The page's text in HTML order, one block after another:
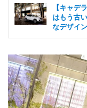
【キャデ
はもう古
なデザイ